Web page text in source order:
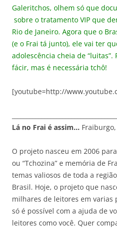
Galeritchos, olhem só que
sobre o tratamento VIP que
Rio de Janeiro. Agora que o
(e o Frai tá junto), ele vai ter
adolescência cheia de
fácir, mas é necessária tchô!
[youtube=http://
Lá no Frai é assim…
O projeto nasceu em 2006
ou “Tchozina” e memória de
temas valiosos de toda a
Brasil. Hoje, o projeto que
milhares de leitores em varias
só é possível com a ajuda de
leitores como você. Quer